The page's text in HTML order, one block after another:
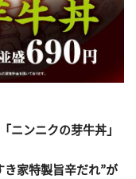
ニンニクの芽牛丼」
き家特製旨辛だれ”が